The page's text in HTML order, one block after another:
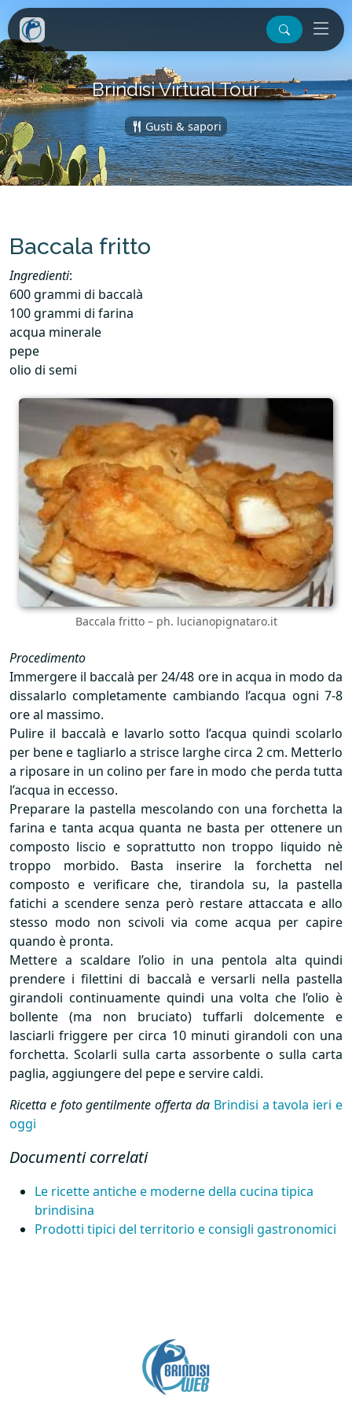
Brindisi Virtual Tour
Gusti & sapori
Baccala fritto
Ingredienti:
600 grammi di baccalà
100 grammi di farina
acqua minerale
pepe
olio di semi
Baccala fritto – ph. lucianopignataro.it
Procedimento
Immergere il baccalà per 24/48 ore in acqua in modo da
dissalarlo completamente cambiando l’acqua ogni 7-8
ore al massimo.
Pulire il baccalà e lavarlo sotto l’acqua quindi scolarlo
per bene e tagliarlo a strisce larghe circa 2 cm. Metterlo
a riposare in un colino per fare in modo che perda tutta
l’acqua in eccesso.
Preparare la pastella mescolando con una forchetta la
farina e tanta acqua quanta ne basta per ottenere un
composto liscio e soprattutto non troppo liquido nè
troppo morbido. Basta inserire la forchetta nel
composto e verificare che, tirandola su, la pastella
fatichi a scendere senza però restare attaccata e allo
stesso modo non scivoli via come acqua per capire
quando è pronta.
Mettere a scaldare l’olio in una pentola alta quindi
prendere i filettini di baccalà e versarli nella pastella
girandoli continuamente quindi una volta che l’olio è
bollente (ma non bruciato) tuffarli dolcemente e
lasciarli friggere per circa 10 minuti girandoli con una
forchetta. Scolarli sulla carta assorbente o sulla carta
paglia, aggiungere del pepe e servire caldi.
Ricetta e foto gentilmente offerta da Brindisi a tavola ieri e
oggi
Documenti correlati
Le ricette antiche e moderne della cucina tipica
brindisina
Prodotti tipici del territorio e consigli gastronomici